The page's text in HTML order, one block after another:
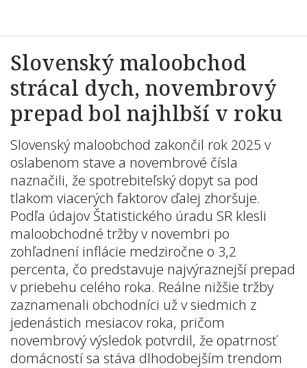
Slovenský maloobchod
strácal dych, novembrový
prepad bol najhlbší v roku
Slovenský maloobchod zakončil rok 2025 v
oslabenom stave a novembrové čísla
naznačili, že spotrebiteľský dopyt sa pod
tlakom viacerých faktorov ďalej zhoršuje.
Podľa údajov Štatistického úradu SR klesli
maloobchodné tržby v novembri po
zohľadnení inflácie medziročne o 3,2
percenta, čo predstavuje najvýraznejší prepad
v priebehu celého roka. Reálne nižšie tržby
zaznamenali obchodníci už v siedmich z
jedenástich mesiacov roka, pričom
novembrový výsledok potvrdil, že opatrnosť
domácností sa stáva dlhodobejším trendom